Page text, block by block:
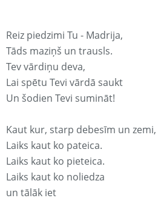
Reiz piedzimi Tu - Madrija,
Tāds maziņš un trausls.
Tev vārdiņu deva,
Lai spētu Tevi vārdā saukt
Un šodien Tevi sumināt!
Kaut kur, starp debesīm un zemi,
Laiks kaut ko pateica.
Laiks kaut ko pieteica.
Laiks kaut ko noliedza
un tālāk iet